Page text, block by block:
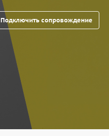
Подключить сопровождение